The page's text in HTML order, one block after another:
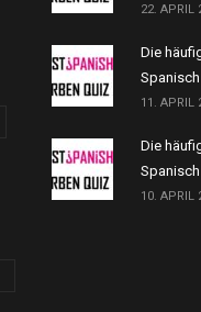
22. APRIL
Die
11. APRIL
Die
Spanisch
10. APRIL